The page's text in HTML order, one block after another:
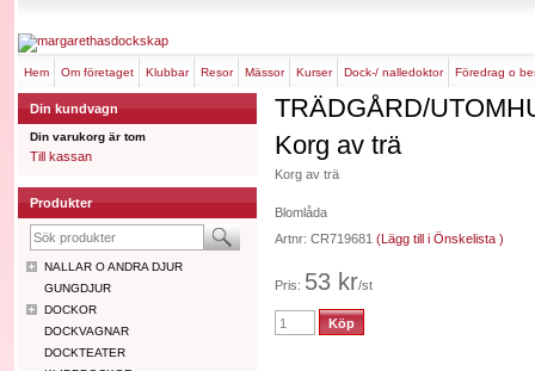
hem om företaget klubbar resor mässor kurser dock-/ nalledoktor föredrag o
Din kundvagn
Din varukorg är tom
Till kassan
Produkter
NALLAR O ANDRA DJUR
GUNGDJUR
DOCKOR
DOCKVAGNAR
DOCKTEATER
TRÄDGÅRD/
Korg av trä
Korg av trä
Blomlåda
Artnr: CR719681 (Lägg till i Önskelista )
Pris: 53 kr/st